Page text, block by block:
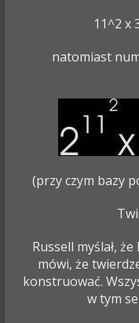
11^2 x
natomiast
(przy czym bazy
Russell myślał,
mówi, że
konstruować.
w tym